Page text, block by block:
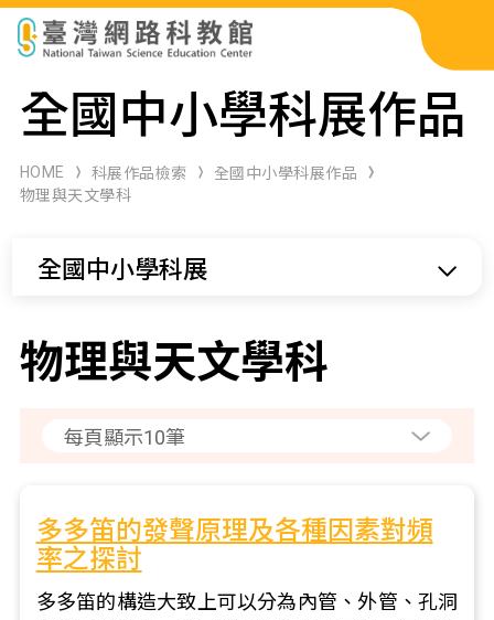
科展作品檢索
科學研習月刊
全國中小學科展作品
HOME 科展作品檢索
全國中小學科展作品
物理與天文學科
全國中小學科展
物理與天文學科
多多笛的發聲原理及各種因素對頻
率之探討
多多笛的構造大致上可以分為內管、外管、孔洞